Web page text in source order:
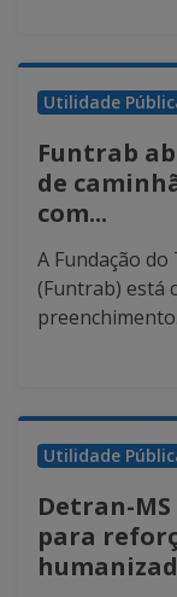
Utilidade
Funtrab
de
com...
A Fundação
(Funtrab) está
Utilidade
Detran-
para